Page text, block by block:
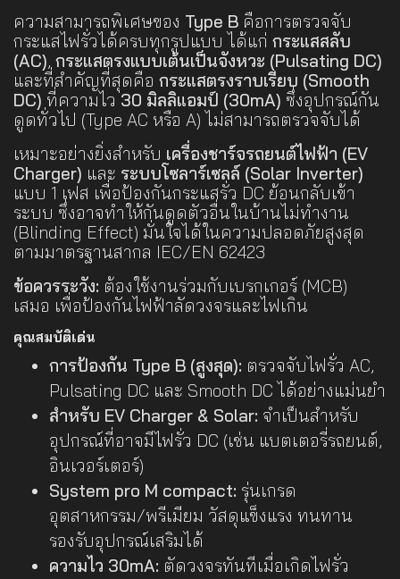
ความสามารถพิเศษของ Type B คือการตรวจจับ
กระแสไฟรั่วได้ครบทุกรูปแบบ ได้แก่ กระแสสลับ
(AC), กระแสตรงแบบเต้นเป็นจังหวะ (Pulsating DC)
และที่สำคัญที่สุดคือ กระแสตรงราบเรียบ (Smooth
DC) ที่ความไว30 มิลลิแอมป์ (30mA) ซึ่งอุปกรณ์กัน
ดูดทั่วไป (Type AC หรือ A) ไม่สามารถตรวจจับได้
เหมาะอย่างยิ่งสำหรับ เครื่องชาร์จรถยนต์ไฟฟ้า (EV
Charger) และ ระบบโซลาร์เซลล์ (Solar Inverter)
แบบ 1 เฟส เพื่อป้องกันกระแสรั่ว DC ย้อนกลับเข้า
ระบบ ซึ่งอาจทำให้กันดูดตัวอื่นในบ้านไม่ทำงาน
(Blinding Effect) มั่นใจได้ในความปลอดภัยสูงสุด
ตามมาตรฐานสากล IEC/EN 62423
ข้อควรระวัง: ต้องใช้งานร่วมกับเบรกเกอร์ (MCB)
เสมอ เพื่อป้องกันไฟฟ้าลัดวงจรและไฟเกิน
คุณสมบัติเด่น
การป้องกัน Type B (สูงสุด): ตรวจจับไฟรั่ว AC,
Pulsating DC และ Smooth DC ได้อย่างแม่นยำ
สำหรับ EV Charger & Solar: จำเป็นสำหรับ
อุปกรณ์ที่อาจมีไฟรั่ว DC (เช่น แบตเตอรี่รถยนต์,
อินเวอร์เตอร์)
System pro M compact: รุ่นเกรด
อุตสาหกรรม/พรีเมียม วัสดุแข็งแรง ทนทาน
รองรับอุปกรณ์เสริมได้
ความไว 30mA: ตัดวงจรทันทีเมื่อเกิดไฟรั่ว